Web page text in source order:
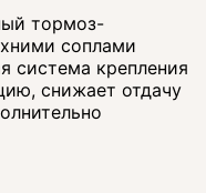
тормоз-
соплами
система крепления
снижает отдачу